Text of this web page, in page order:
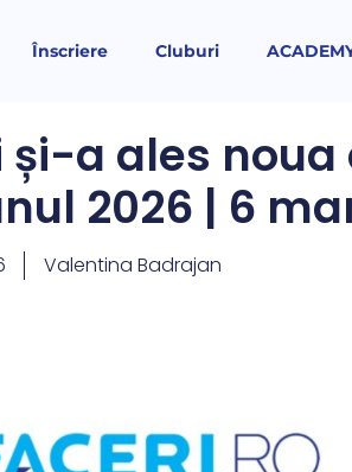
Înscriere Cluburi
a ales
2026 | 6
Valentina Badrajan